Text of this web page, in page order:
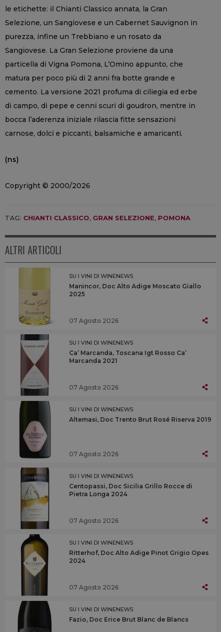
le etichette: il Chianti Classico annata, la Gran
Selezione, un Sangiovese e un Cabernet Sauvignon in
purezza, infine un Trebbiano e un rosato da
Sangiovese. La Gran Selezione proviene da una
particella di Vigna Pomona, L’Omino appunto, che
matura per poco più di 2 anni fra botte grande e
cemento. La versione 2021 profuma di ciliegia ed erbe
di campo, di pepe e cenni scuri di goudron, mentre in
bocca l’aderenza iniziale rilascia fitte sensazioni
carnose, dolci e piccanti, balsamiche e amaricanti.
(ns)
Copyright © 2000/2026
TAG: CHIANTI CLASSICO, GRAN SELEZIONE, POMONA
ALTRI ARTICOLI
SU I VINI DI WINENEWS
Manincor, Doc Alto Adige Moscato Giallo
2025
07 Agosto 2026
SU I VINI DI WINENEWS
Ca’ Marcanda, Toscana Igt Rosso Ca’
Marcanda 2021
07 Agosto 2026
SU I VINI DI WINENEWS
Altemasi, Doc Trento Brut Rosé Riserva 2019
07 Agosto 2026
SU I VINI DI WINENEWS
Centopassi, Doc Sicilia Grillo Rocce di
Pietra Longa 2024
07 Agosto 2026
SU I VINI DI WINENEWS
Ritterhof, Doc Alto Adige Pinot Grigio Opes
2024
07 Agosto 2026
SU I VINI DI WINENEWS
Fazio, Doc Erice Brut Blanc de Blancs